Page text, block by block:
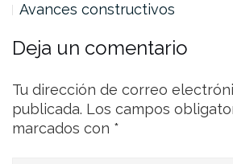
Avances constructivos
Deja un comentario
Tu dirección de correo
publicada. Los campos
marcados con *